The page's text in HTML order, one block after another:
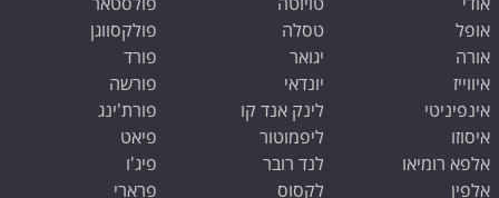
אופל
אורה
איווייז
אינפיניטי
איסוזו
אלפא רומיאו
אלפין
טסלה
יגואר
יונדאי
לינק אנד קו
ליפמוטור
לנד רובר
לקסוס
פולקסווגן
פורד
פורשה
פורת'ינג
פיאט
פיג'ו
פרארי